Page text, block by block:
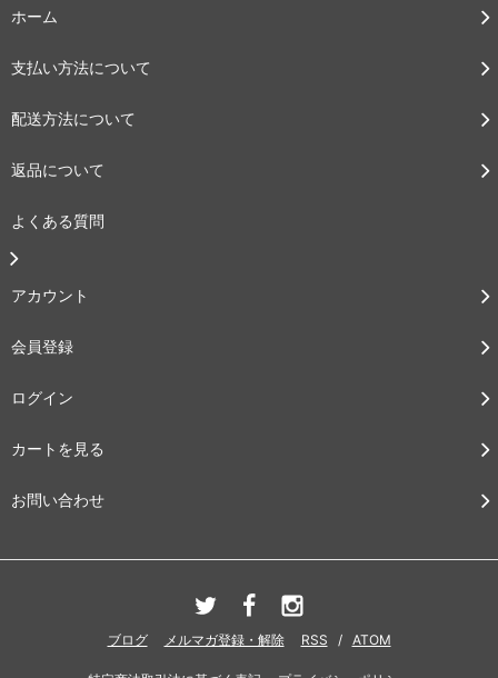
ホーム
支払い方法について
配送方法について
返品について
よくある質問
アカウント
会員登録
ログイン
カートを見る
お問い合わせ
ブログ メルマガ登録・解除 RSS / ATOM